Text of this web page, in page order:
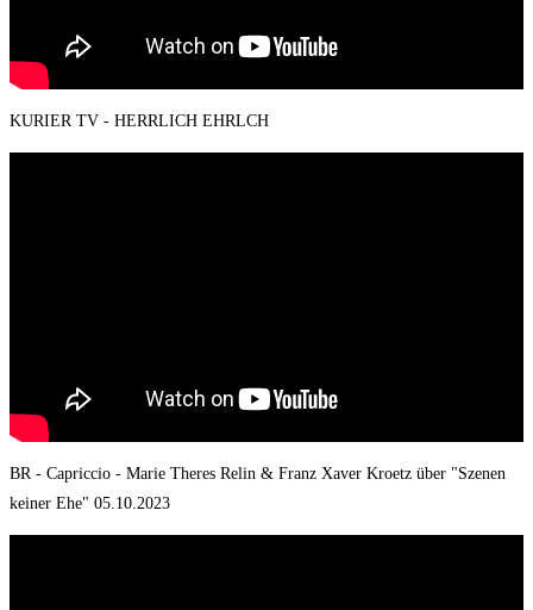
KURIER TV - HERRLICH EHRLCH
BR - Capriccio - Marie Theres Relin & Franz Xaver Kroetz über "Szenen
keiner Ehe" 05.10.2023